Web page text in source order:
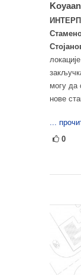
могу да
нове
...
0